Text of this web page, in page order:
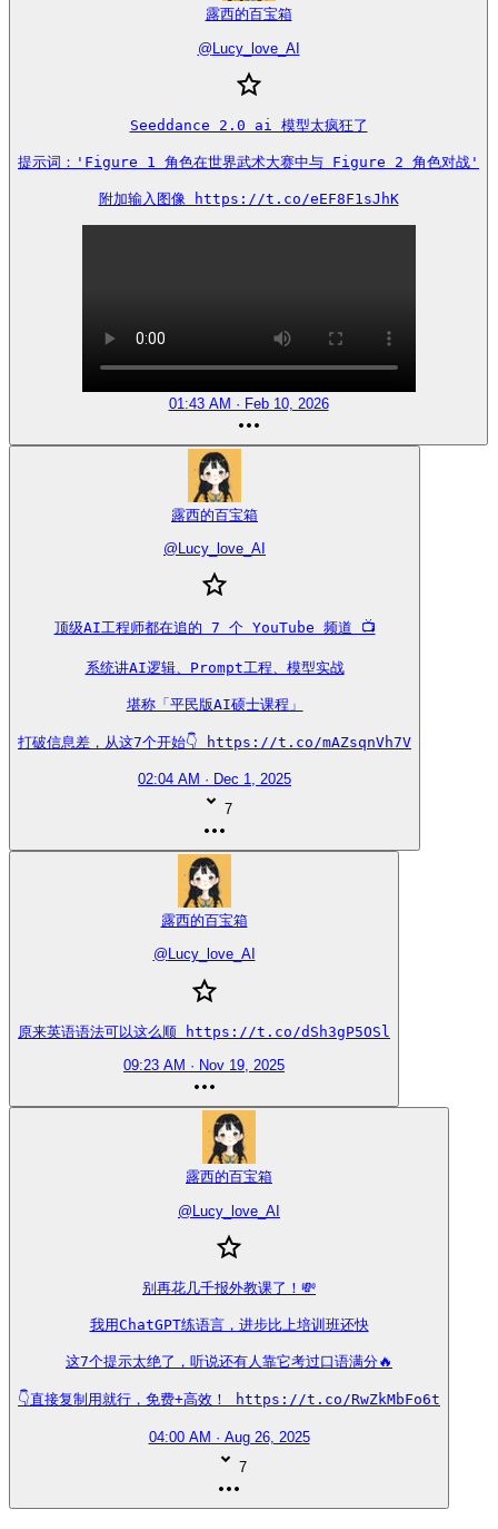
露西的百宝箱
@ Lucy_love_AI
Seeddance 2.0 ai 模型太疯狂了
提示词：'Figure 1 角色在世界武术大赛中与 Figure 2 角色对战'
附加输入图像 https://t.co/eEF8F1sJhK
01:43 AM · Feb 10, 2026
露西的百宝箱
@ Lucy_love_AI
顶级AI工程师都在追的 7 个 YouTube 频道 📺
系统讲AI逻辑、Prompt工程、模型实战
堪称「平民版AI硕士课程」
打破信息差，从这7个开始👇 https://t.co/mAZsqnVh7V
02:04 AM · Dec 1, 2025
7
露西的百宝箱
@ Lucy_love_AI
原来英语语法可以这么顺 https://t.co/dSh3gP5OSl
09:23 AM · Nov 19, 2025
露西的百宝箱
@Lucy_love_AI
别再花几千报外教课了！💸
我用ChatGPT练语言，进步比上培训班还快
这7个提示太绝了，听说还有人靠它考过口语满分🔥
👇直接复制用就行，免费+高效！ https://t.co/RwZkMbFo6t
04:00 AM · Aug 26, 2025
7